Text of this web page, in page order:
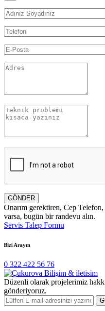
GÖNDER
Onarım gerektiren, Cep
varsa, bugün bir randevu alın.
Servis Talep Formu
Bizi Arayın
0 322 422 56 76
Düzenli olarak projelerimiz
gönderiyoruz.